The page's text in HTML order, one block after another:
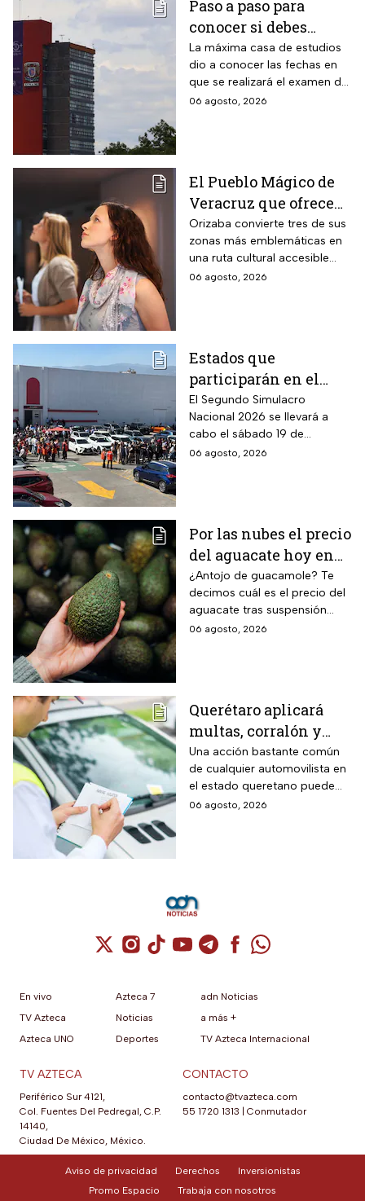
Paso a paso para
conocer si debes
realizar el examen de
control de la UNAM
La máxima casa de estudios
dio a conocer las fechas en
que se realizará el examen de
control, después de encontrar
06 agosto, 2026
El Pueblo Mágico de
Veracruz que ofrece
por 70 pesos una
visita a 18 museos
históricos en estas
vacaciones de agosto
Orizaba convierte tres de sus
zonas más emblemáticas en
una ruta cultural accesible
para toda la familia
06 agosto, 2026
Estados que
participarán en el
Segundo Simulacro
Nacional 2026
El Segundo Simulacro
Nacional 2026 se llevará a
cabo el sábado 19 de
septiembre y tendrá hipótesis
06 agosto, 2026
Por las nubes el precio
del aguacate hoy en
México
¿Antojo de guacamole? Te
decimos cuál es el precio del
aguacate tras suspensión
temporal de exportaciones de
06 agosto, 2026
Querétaro aplicará
multas, corralón y
hasta arresto a
quienes cometan esta
infracción con su auto
Una acción bastante común
de cualquier automovilista en
el estado queretano puede
derivar en una dura sanción
06 agosto, 2026
Cuenta de X / Twitter (se abre en una
Cuenta de Instagram (se abre en una
Cuenta de TikTok (se abre en
Cuenta de YouTube (se abre
Cuenta de Telegram (se
Cuenta de
Cuenta de
En vivo
TV Azteca
Azteca UNO
Azteca 7
Noticias
Deportes
adn Noticias
a más +
TV Azteca Internacional
TV AZTECA
Periférico Sur 4121,
Col. Fuentes Del Pedregal, C.P.
14140,
Ciudad De México, México.
CONTACTO
contacto@tvazteca.com
55 1720 1313
Conmutador
Aviso de privacidad Derechos
Inversionistas
Promo Espacio
Trabaja con nosotros